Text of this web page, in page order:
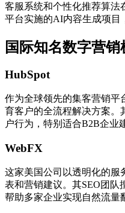
客服系统和个性化推荐算法
平台实施的AI内容生成项目
国际知名数字营销
HubSpot
作为全球领先的集客营销平
育客户的全流程解决方案。
户行为，特别适合B2B企业
WebFX
这家美国公司以透明化的服
表和营销建议。其SEO团队
帮助多家企业实现自然流量